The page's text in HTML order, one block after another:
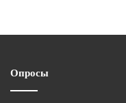
Опросы